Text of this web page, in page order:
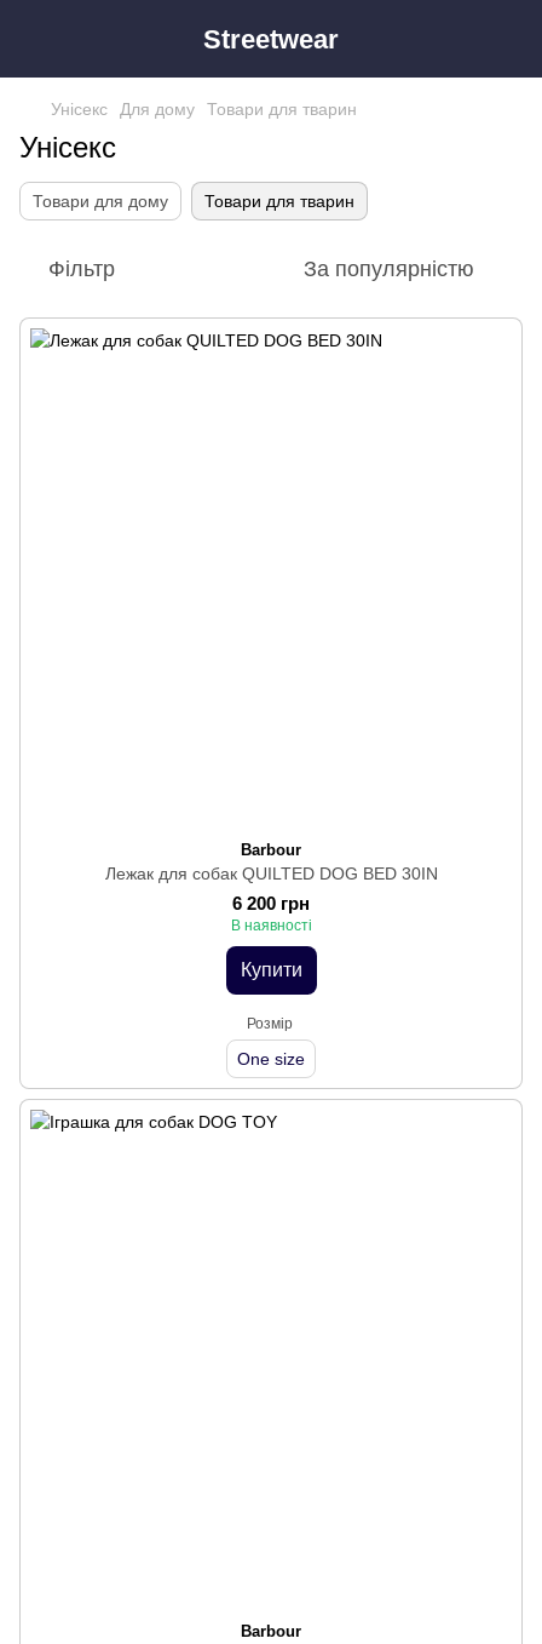
Streetwear
Унісекс Для дому Товари для тварин
Унісекс
Товари для дому Товари для тварин
Фільтр За популярністю
Barbour
Лежак для собак QUILTED DOG BED 30IN
6 200 грн
В наявності
Купити
Розмір
One size
Barbour